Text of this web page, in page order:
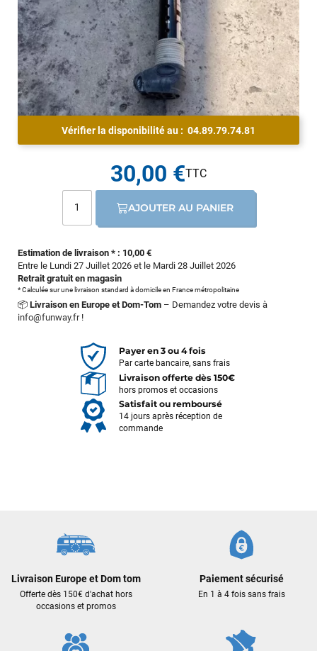
Vérifier la disponibilité au : 04.89.79.74.81
Estimation de livraison * : 10,00 €
Entre le Lundi 27 Juillet 2026 et le Mardi 28 Juillet 2026
Retrait gratuit en magasin
* Calculée sur une livraison standard à domicile en France métropolitaine
📦 Livraison en Europe et Dom-Tom – Demandez votre devis à
info@funway.fr!
30,00 €
AJOUTER AU PANIER
Payer en 3 ou 4 fois
Par carte bancaire, sans frais
Livraison offerte dès 150€
hors promos et occasions
Satisfait ou remboursé
14 jours après réception de
commande
Livraison Europe et Dom tom
Offerte dès 150€ d'achat hors
occasions et promos
Paiement sécurisé
En 1 à 4 fois sans frais
Frédéric sternheim
il y a 2 semaines
Des conseils (par téléphone), du matos d'occasion de bonne
qualité : c'est toujours un plaisir!